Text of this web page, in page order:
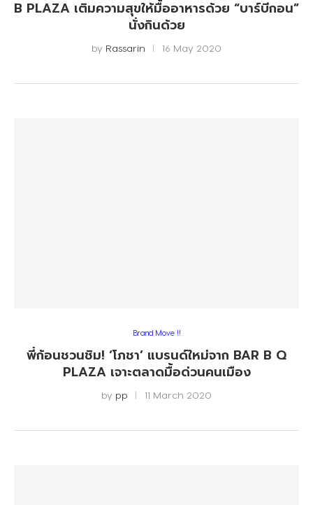
B PLAZA เติมความสุขให้มื้ออาหารด้วย “บาร์บีกอน”​
นั่งกินด้วย
by Rassarin 16 May 2020
Brand Move !!
พี่ก้อนชวนชิม! ‘โภชา’ แบรนด์ใหม่จาก BAR B Q
PLAZA เจาะตลาดมื้อด่วนคนเมือง
by pp 11 March 2020